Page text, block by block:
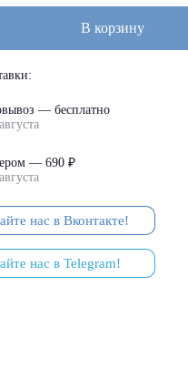
В корзину
— бесплатно
— 690 ₽